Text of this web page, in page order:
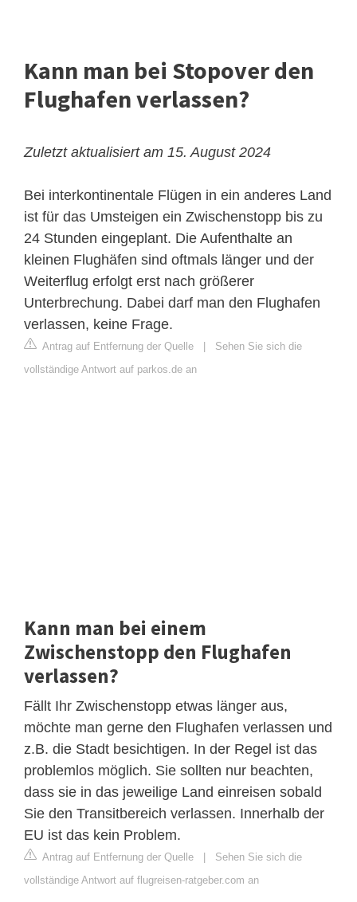
Kann man bei Stopover den
Flughafen verlassen?
Zuletzt aktualisiert am 15. August 2024
Bei interkontinentale Flügen in ein anderes Land
ist für das Umsteigen ein Zwischenstopp bis zu
24 Stunden eingeplant. Die Aufenthalte an
kleinen Flughäfen sind oftmals länger und der
Weiterflug erfolgt erst nach größerer
Unterbrechung. Dabei darf man den Flughafen
verlassen, keine Frage.
Antrag auf Entfernung der Quelle
Sehen Sie sich die
vollständige Antwort auf parkos.de an
Kann man bei einem
Zwischenstopp den Flughafen
verlassen?
Fällt Ihr Zwischenstopp etwas länger aus,
möchte man gerne den Flughafen verlassen und
z.B. die Stadt besichtigen. In der Regel ist das
problemlos möglich. Sie sollten nur beachten,
dass sie in das jeweilige Land einreisen sobald
Sie den Transitbereich verlassen. Innerhalb der
EU ist das kein Problem.
Antrag auf Entfernung der Quelle
Sehen Sie sich die
vollständige Antwort auf flugreisen-ratgeber.com an